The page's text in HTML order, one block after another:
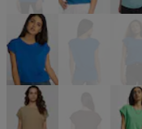
blau
blau